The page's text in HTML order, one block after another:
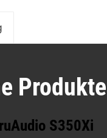
Produkte
S350Xi